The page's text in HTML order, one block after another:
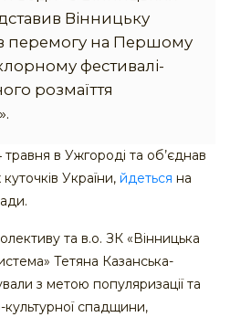
Вінницьку
перемогу на Першому
фестивалі-
розмаїття
в Ужгороді та об’єднав
України, йдеться на
та в.о. ЗК «Вінницька
Тетяна Казанська-
з метою популяризації та
спадщини,